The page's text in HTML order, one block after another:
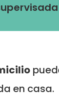
en casa.